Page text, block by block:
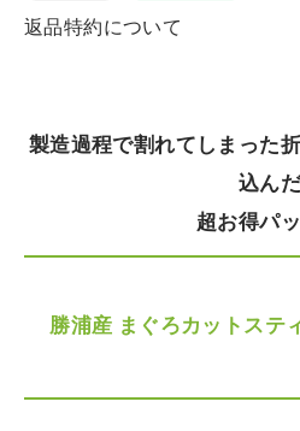
返品特約について
製造過程で割れてしまった
込ん
超お得パッ
勝浦産 まぐろカットステ